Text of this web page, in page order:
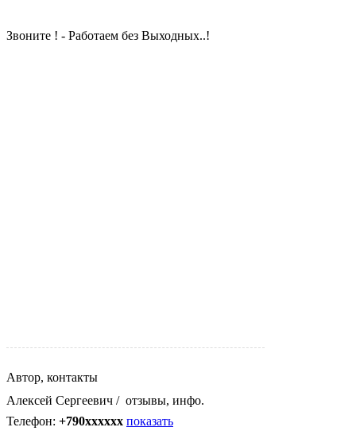
Звоните ! - Работаем без Выходных..!
Автор, контакты
Алексей Сергеевич / отзывы, инфо.
Телефон: +790xxxxxx показать